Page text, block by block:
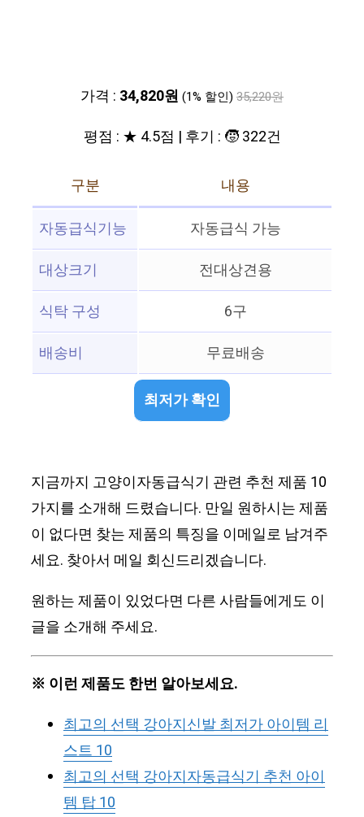
가격 : 34,820원 (1% 할인) 35,220원
평점 : ★ 4.5점 | 후기 : 🧒 322건
구분
내용
자동급식기능
자동급식 가능
대상크기
전대상견용
식탁 구성
6구
배송비
무료배송
최저가 확인
지금까지 고양이자동급식기 관련 추천 제품 10
가지를 소개해 드렸습니다. 만일 원하시는 제품
이 없다면 찾는 제품의 특징을 이메일로 남겨주
세요. 찾아서 메일 회신드리겠습니다.
원하는 제품이 있었다면 다른 사람들에게도 이
글을 소개해 주세요.
※ 이런 제품도 한번 알아보세요.
최고의 선택 강아지신발 최저가 아이템 리
스트 10
최고의 선택 강아지자동급식기 추천 아이
템 탑 10